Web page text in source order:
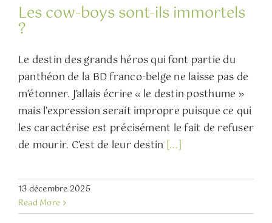
Les cow-boys sont-ils immortels
?
Le destin des grands héros qui font partie du
panthéon de la BD franco-belge ne laisse pas de
m’étonner. J’allais écrire « le destin posthume »
mais l’expression serait impropre puisque ce qui
les caractérise est précisément le fait de refuser
de mourir. C’est de leur destin [...]
13 décembre 2025
Read More